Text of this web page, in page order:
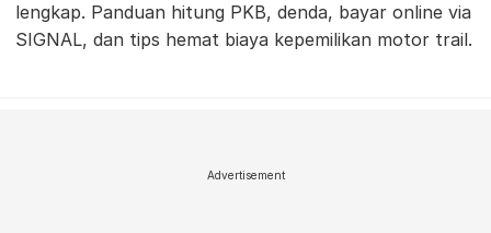
lengkap. Panduan hitung PKB, denda, bayar online via
SIGNAL, dan tips hemat biaya kepemilikan motor trail.
Advertisement